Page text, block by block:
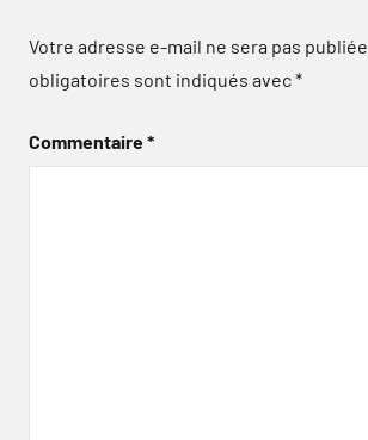
Votre adresse e-mail ne sera pas publiée.
obligatoires sont indiqués avec*
Commentaire*